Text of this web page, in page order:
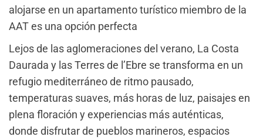
alojarse en un apartamento turístico miembro de la
AAT es una opción perfecta
Lejos de las aglomeraciones del verano, La Costa
Daurada y las Terres de l’Ebre se transforma en un
refugio mediterráneo de ritmo pausado,
temperaturas suaves, más horas de luz, paisajes en
plena floración y experiencias más auténticas,
donde disfrutar de pueblos marineros, espacios